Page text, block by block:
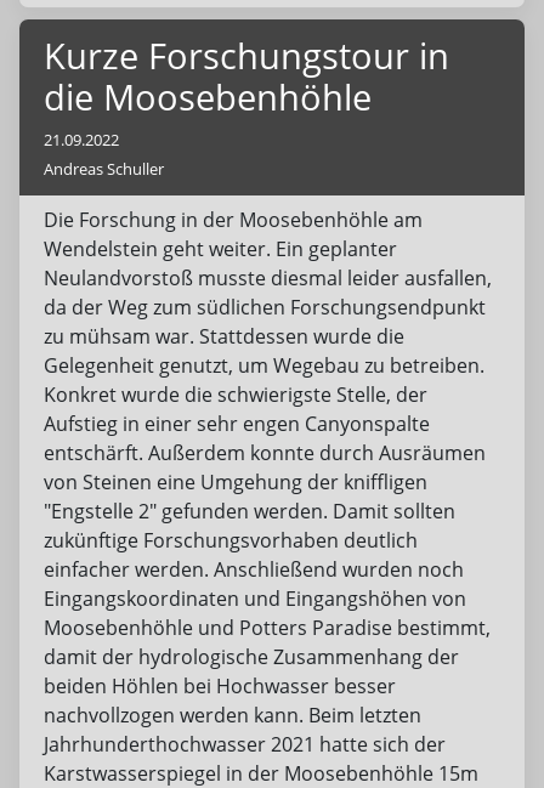
Kurze Forschungstour in
die Moosebenhöhle
21.09.2022
Andreas Schuller
Die Forschung in der Moosebenhöhle am
Wendelstein geht weiter. Ein geplanter
Neulandvorstoß musste diesmal leider ausfallen,
da der Weg zum südlichen Forschungsendpunkt
zu mühsam war. Stattdessen wurde die
Gelegenheit genutzt, um Wegebau zu betreiben.
Konkret wurde die schwierigste Stelle, der
Aufstieg in einer sehr engen Canyonspalte
entschärft. Außerdem konnte durch Ausräumen
von Steinen eine Umgehung der kniffligen
"Engstelle 2" gefunden werden. Damit sollten
zukünftige Forschungsvorhaben deutlich
einfacher werden. Anschließend wurden noch
Eingangskoordinaten und Eingangshöhen von
Moosebenhöhle und Potters Paradise bestimmt,
damit der hydrologische Zusammenhang der
beiden Höhlen bei Hochwasser besser
nachvollzogen werden kann. Beim letzten
Jahrhunderthochwasser 2021 hatte sich der
Karstwasserspiegel in der Moosebenhöhle 15m